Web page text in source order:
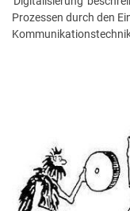
Prozessen durch den